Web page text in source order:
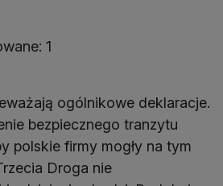
1
ogólnikowe deklaracje.
bezpiecznego tranzytu
polskie firmy mogły na tym
Droga nie